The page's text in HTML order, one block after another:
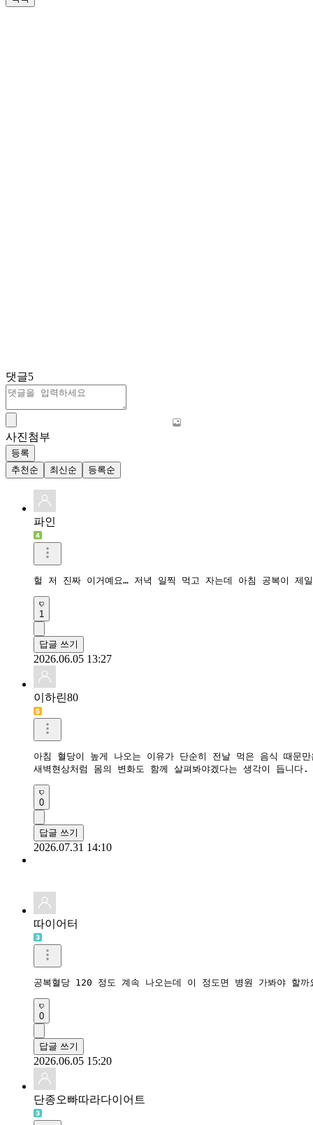
댓글5
사진첨부
등록
추천순
최신순 등록순
파인
헐 저 진짜 이거예요… 저녁 일찍 먹고 자는데 아침 공복이 제
1
답글 쓰기
2026.06.05 13:27
이하린80
아침 혈당이 높게 나오는 이유가 단순히 전날 먹은 음식 때문
0
답글 쓰기
2026.07.31 14:10
따이어터
공복혈당 120 정도 계속 나오는데 이 정도면 병원 가봐야 할까
0
답글 쓰기
2026.06.05 15:20
단종오빠따라다이어트